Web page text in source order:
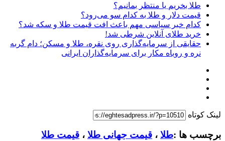
طلا بخریم یا منتظر بمانیم؟
قیمت دلار و طلا به کدام سو می‌رود؟
کدام خبر سیاسی مهم باعث افت قیمت طلا و سکه شد؟
خرید طلای آنلاین شرطی شد!
حقایقی از سرمایه‌گذاری روی نقره، طلا و مسکن؛ دام گربه
نره و روباه مکار برای سرمایه‌گذاران ایرانی
لینک کوتاه
برچسب ها :طلا ، قیمت جهانی طلا ، قیمت طلا